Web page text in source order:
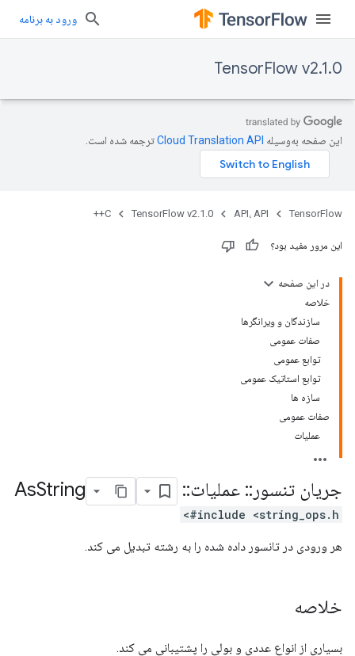
ورود به برنامه
TensorFlow v2.1.0
این صفحه به‌وسیله ترجمه شده است.
TensorFlow API، API TensorFlow v2.1.0
C++
این مرور مفید بود؟
در این صفحه
خلاصه
سازندگان و ویرانگرها
صفات عمومی
توابع عمومی
توابع استاتیک عمومی
سازه ها
صفات عمومی
عملیات
جریان تنسور :: عملیات::
String
#include <string_ops.h>
هر ورودی در تانسور داده شده را به رشته تبدیل می کند.
خلاصه
بسیاری از انواع عددی و بولی را پشتیبانی می کند.